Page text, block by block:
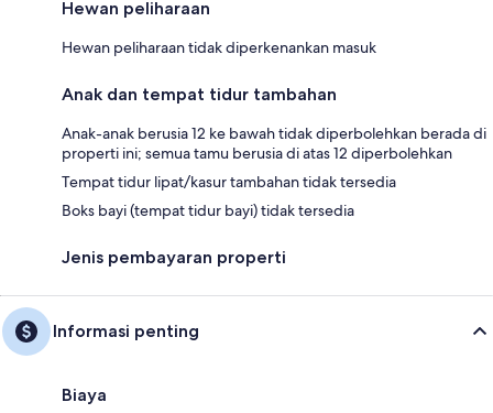
Hewan peliharaan
Hewan peliharaan tidak diperkenankan masuk
Anak dan tempat tidur tambahan
Anak-anak berusia 12 ke bawah tidak diperbolehkan berada di
properti ini; semua tamu berusia di atas 12 diperbolehkan
Tempat tidur lipat/kasur tambahan tidak tersedia
Boks bayi (tempat tidur bayi) tidak tersedia
Jenis pembayaran properti
Informasi penting
Biaya